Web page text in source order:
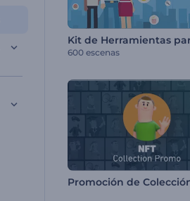
600 escenas
Promoción de